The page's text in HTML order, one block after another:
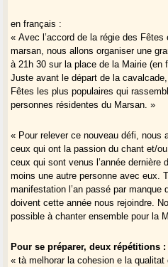
en français :
« Avec l’accord de la régie des
marsan, nous allons organiser une
à 21h 30 sur la place de la Mairie (en
Juste avant le départ de la
Fêtes les plus populaires qui
personnes résidentes du Marsan. »
« Pour relever ce nouveau défi, nous
ceux qui ont la passion du chant et/
ceux qui sont venus l’année dernière
moins une autre personne avec eux.
manifestation l’an passé par manque
doivent cette année nous rejoindre.
possible à chanter ensemble pour la
Pour se préparer, deux répétitions :
« tà melhorar la cohesion e la qualitat